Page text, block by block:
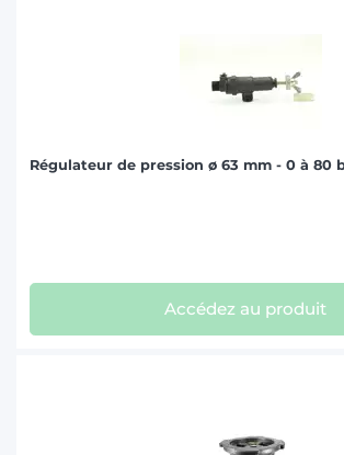
Régulateur de pression ø 63 mm - 0 à 80
Accédez au produit